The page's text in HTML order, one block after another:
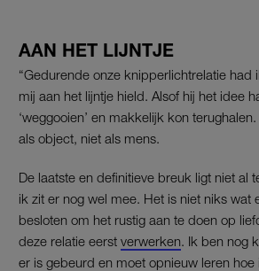
AAN HET LIJNTJE
“Gedurende onze knipperlichtrelatie had
mij aan het lijntje hield. Alsof hij het idee
‘weggooien’ en makkelijk kon
als object, niet als mens.
De laatste en definitieve breuk ligt niet al
ik zit er nog wel mee. Het is niet niks wat
besloten om het rustig aan te doen op
deze relatie eerst verwerken . Ik ben nog
er is gebeurd en moet opnieuw leren hoe